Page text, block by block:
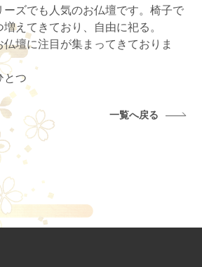
ズでも人気のお仏壇です。椅子で
えてきており、自由に祀る。
壇に注目が集まってきておりま
とつ
一覧へ戻る